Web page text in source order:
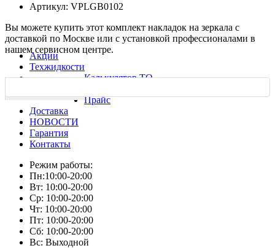
Артикул: VPLGB0102
Вы можете купить этот комплект накладок на зеркала с
доставкой по Москве или с установкой профессионалами в
нашем сервисном центре.
Акции
Техжидкости
Калькулятор ТО
Прайс
Доставка
НОВОСТИ
Гарантия
Контакты
Режим работы:
Пн:10:00-20:00
Вт: 10:00-20:00
Ср: 10:00-20:00
Чт: 10:00-20:00
Пт: 10:00-20:00
Сб: 10:00-20:00
Вс: Выходной